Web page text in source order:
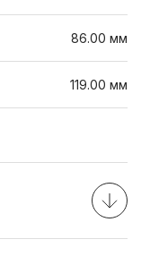
86.00 мм
119.00 мм